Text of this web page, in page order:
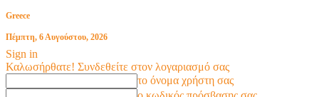
Greece
Πέμπτη, 6 Αυγούστου, 2026
Sign in
Καλωσήρθατε! Συνδεθείτε στον λογαριασμό σας
το όνομα χρήστη σας